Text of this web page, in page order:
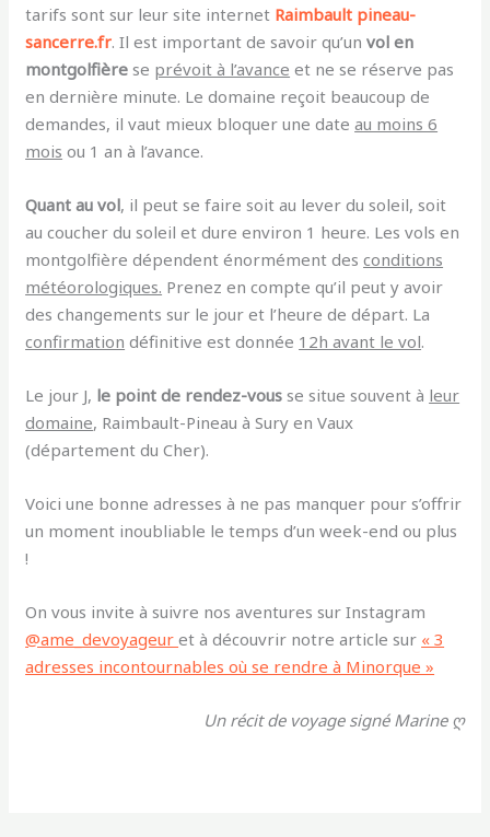
tarifs sont sur leur site internet Raimbault pineau-
sancerre.fr. Il est important de savoir qu’unvol en
montgolfière se prévoit à l’avance et ne se réserve pas
en dernière minute. Le domaine reçoit beaucoup de
demandes, il vaut mieux bloquer une dateau moins 6
mois ou 1 an à l’avance.
Quant au vol, il peut se faire soit au lever du soleil, soit
au coucher du soleil et dure environ 1 heure. Les vols en
montgolfière dépendent énormément desconditions
météorologiques. Prenez en compte qu’il peut y avoir
des changements sur le jour et l’heure de départ. La
confirmation définitive est donnée 12h avant le vol.
Le jour J, le point de rendez-vous se situe souvent à leur
domaine, Raimbault-Pineau à Sury en Vaux
(département du Cher).
Voici une bonne adresses à ne pas manquer pour s’offrir
un moment inoubliable le temps d’un week-end ou plus
!
On vous invite à suivre nos aventures sur Instagram
@ame_devoyageuret à découvrir notre article sur « 3
adresses incontournables où se rendre à Minorque »
Un récit de voyage signé Marine ღ